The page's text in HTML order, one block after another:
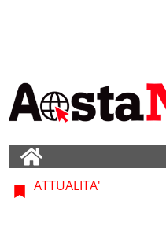
ATTUALITA'